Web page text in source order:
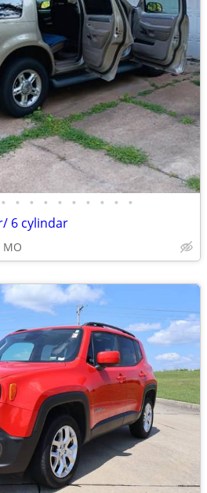
• • • • • • • • • •
6 cylindar
MO